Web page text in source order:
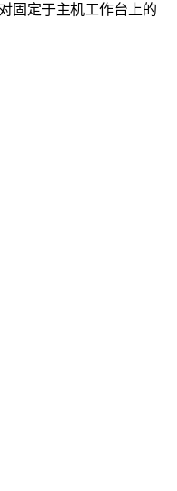
固定于主机工作台上的